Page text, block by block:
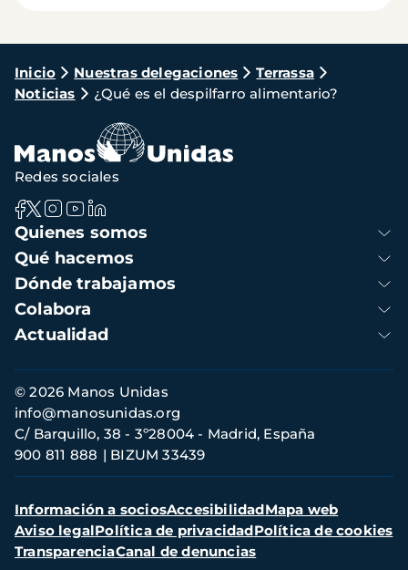
Ruta
de
navegación
Inicio Nuestras delegaciones
Terrassa
Noticias
¿Qué es el despilfarro alimentario?
Navegación
principal
Quienes somos
Qué hacemos
Dónde trabajamos
Colabora
Actualidad
Redes sociales
Información
de
contacto
© 2026 Manos Unidas
C/ Barquillo, 38 - 3º28004 - Madrid, España
900 811 888
BIZUM 33439
info@manosunidas.org
Menú
secundario
Información a sociosAccesibilidadMapa web
Aviso legalPolítica de privacidadPolítica de cookies
TransparenciaCanal de denuncias